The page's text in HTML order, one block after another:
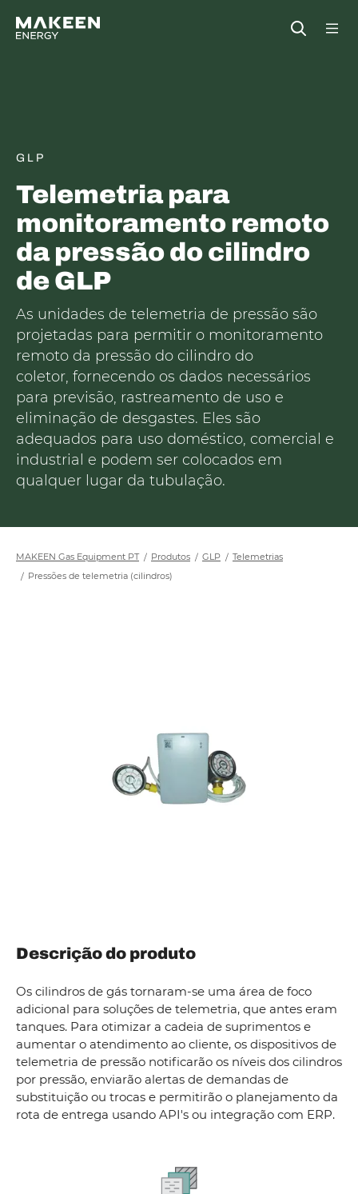
Open
GLP
Telemetria para
monitoramento remoto
da pressão do cilindro
de GLP
As unidades de telemetria de pressão são
projetadas para permitir o monitoramento
remoto da pressão do cilindro do
coletor, fornecendo os dados necessários
para previsão, rastreamento de uso e
eliminação de desgastes. Eles são
adequados para uso doméstico, comercial e
industrial e podem ser colocados em
qualquer lugar da tubulação.
MAKEEN Gas Equipment PT Produtos GLP
Telemetrias
Pressões de telemetria (cilindros)
Descrição do produto
Os cilindros de gás tornaram-se uma área de foco
adicional para soluções de telemetria, que antes eram
tanques. Para otimizar a cadeia de suprimentos e
aumentar o atendimento ao cliente, os dispositivos de
telemetria de pressão notificarão os níveis dos cilindros
por pressão, enviarão alertas de demandas de
substituição ou trocas e permitirão o planejamento da
rota de entrega usando API's ou integração com ERP.